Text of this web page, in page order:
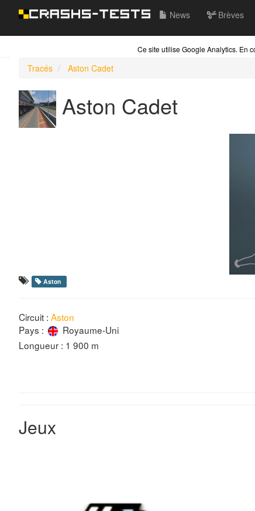
Ce site utilise Google Analytics. En
News Brèves
Tracés Aston Cadet
Aston Cadet
Aston
Circuit : Aston
Pays :
Royaume-Uni
Longueur : 1 900 m
Jeux